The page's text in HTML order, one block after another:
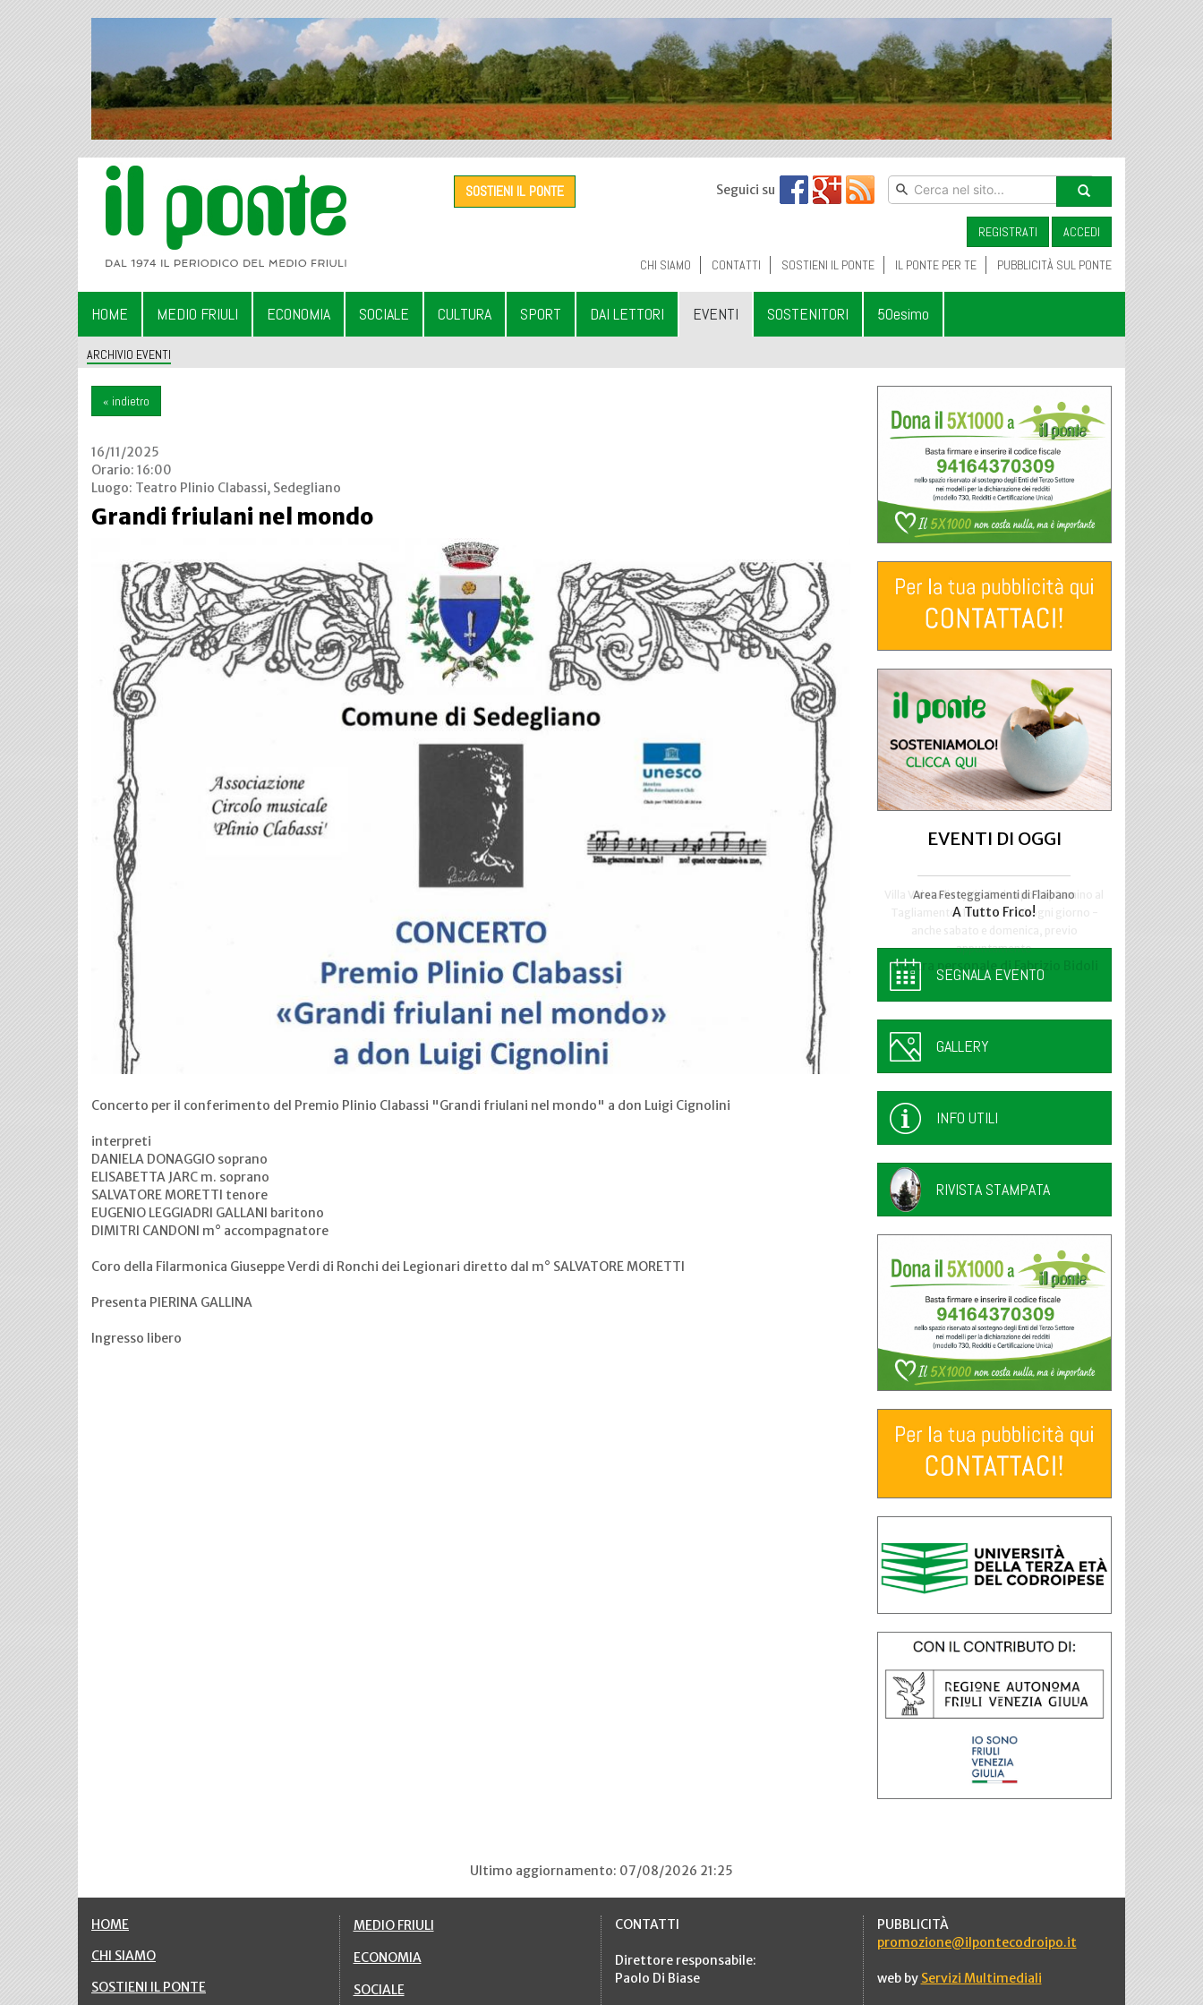
SOSTIENI IL PONTE Seguici su
REGISTRATI ACCEDI
CHI SIAMO CONTATTI SOSTIENI IL PONTE IL PONTE PER TE PUBBLICITÀ SUL PONTE
HOME MEDIO FRIULI ECONOMIA SOCIALE CULTURA SPORT DAI LETTORI EVENTI SOSTENITORI 50esimo
ARCHIVIO EVENTI
« indietro
16/11/2025
Orario: 16:00
Luogo: Teatro Plinio Clabassi, Sedegliano
Grandi friulani nel mondo
Concerto per il conferimento del Premio Plinio Clabassi "Grandi friulani nel mondo" a don Luigi Cignolini
interpreti
DANIELA DONAGGIO soprano
ELISABETTA JARC m. soprano
SALVATORE MORETTI tenore
EUGENIO LEGGIADRI GALLANI baritono
DIMITRI CANDONI m° accompagnatore
Coro della Filarmonica Giuseppe Verdi di Ronchi dei Legionari diretto dal m° SALVATORE MORETTI
Presenta PIERINA GALLINA
Ingresso libero
EVENTI DI OGGI
Area Festeggiamenti di Flaibano
A Tutto Frico!
Talmassons
FestInPiazza
SEGNALA EVENTO
GALLERY
INFO UTILI
RIVISTA STAMPATA
Ultimo aggiornamento: 07/08/2026 21:25
HOME
CHI SIAMO
SOSTIENI IL PONTE
MEDIO FRIULI
ECONOMIA
SOCIALE
CONTATTI
Direttore responsabile:
Paolo Di Biase
PUBBLICITÀ
promozione@ilpontecodroipo.it
web by Servizi Multimediali